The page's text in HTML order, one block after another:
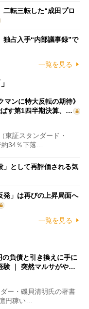
二転三転した“成田プロ
独占入手“内部議事録”で
一覧を見る
マンに特大反転の期待》
す第1四半期決算、…
証スタンダード・
34％下落…
」として再評価される気
発」は再びの上昇局面へ
一覧を見る
の負債と引き換えに手に
験 ｜ 突然マルサがや…
ー・磯貝清明氏の著書
円稼い…